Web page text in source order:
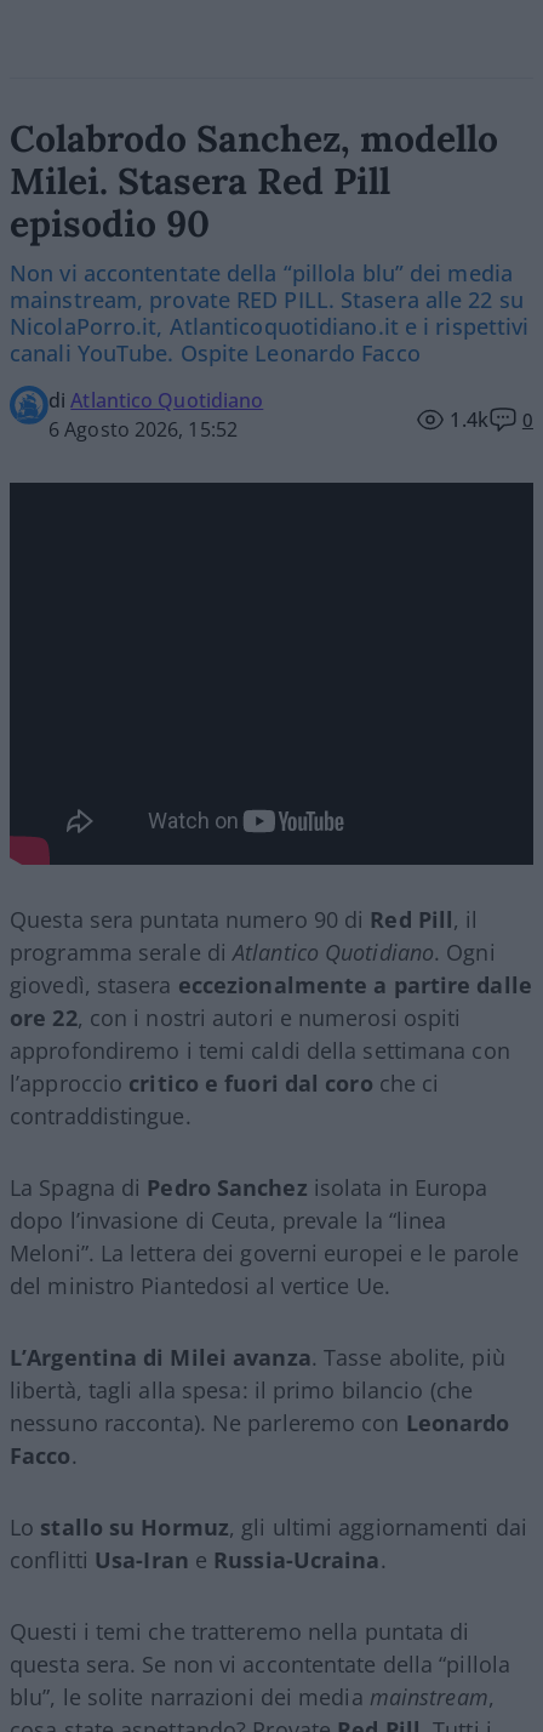
Colabrodo Sanchez, modello
Milei. Stasera Red Pill
episodio 90
Non vi accontentate della “pillola blu” dei media
mainstream, provate RED PILL. Stasera alle 22 su
NicolaPorro.it, Atlanticoquotidiano.it e i rispettivi
canali YouTube. Ospite Leonardo Facco
diAtlantico Quotidiano
6 Agosto 2026, 15:52
1.4k 0
Questa sera puntata numero 90 di Red Pill, il
programma serale diAtlantico Quotidiano. Ogni
giovedì, stasera eccezionalmente a partire dalle
ore 22, con i nostri autori e numerosi ospiti
approfondiremo i temi caldi della settimana con
l’approccio critico e fuori dal coro che ci
contraddistingue.
La Spagna di Pedro Sanchez isolata in Europa
dopo l’invasione di Ceuta, prevale la “linea
Meloni”. La lettera dei governi europei e le parole
del ministro Piantedosi al vertice Ue.
L’Argentina di Milei avanza. Tasse abolite, più
libertà, tagli alla spesa: il primo bilancio (che
nessuno racconta). Ne parleremo con Leonardo
Facco.
Lo stallo su Hormuz, gli ultimi aggiornamenti dai
conflitti Usa-Iran e Russia-Ucraina.
Questi i temi che tratteremo nella puntata di
questa sera. Se non vi accontentate della “pillola
blu”, le solite narrazioni dei media mainstream,